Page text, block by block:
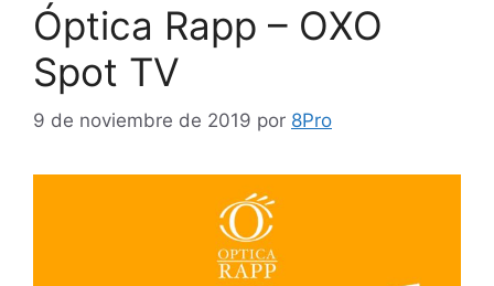
Óptica Rapp – OXO
Spot TV
9 de noviembre de 2019 por 8Pro